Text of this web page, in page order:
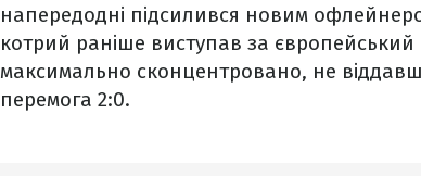
напередодні підсилився новим
котрий раніше виступав за європейський
максимально сконцентровано, не
перемога 2:0.